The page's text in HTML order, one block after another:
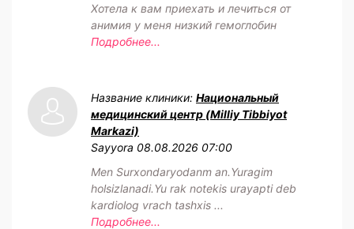
Хотела к вам приехать и лечиться от
анимия у меня низкий гемоглобин
Подробнее...
Название клиники: Национальный
медицинский центр (Milliy Tibbiyot
Markazi)
Sayyora 08.08.2026 07:00
Men Surxondaryodanm an.Yuragim
holsizlanadi.Yu rak notekis urayapti deb
kardiolog vrach tashxis ...
Подробнее...